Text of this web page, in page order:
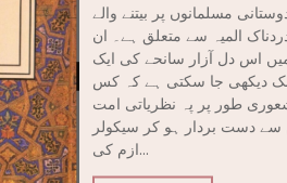
مسلمانوں پر بیتنے والے
المیہ سے متعلق ہے۔ ان
اس دل آزار سانحے کی ایک
دیکھی جا سکتی ہے کہ کس
طور پر پہ نظریاتی امت
دست بردار ہو کر سیکولر
ازم کی...